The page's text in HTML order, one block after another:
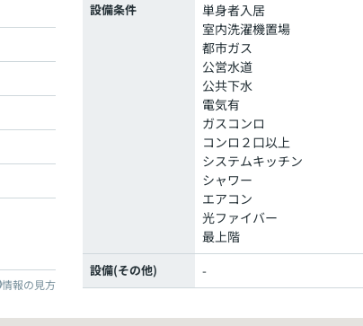
情報の見方
設備条件
単身者入居
室内洗濯機置場
都市ガス
公営水道
公共下水
電気有
ガスコンロ
コンロ２口以上
システムキッチン
シャワー
エアコン
光ファイバー
最上階
設備(その他) -